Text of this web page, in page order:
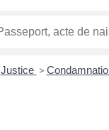
Justice >